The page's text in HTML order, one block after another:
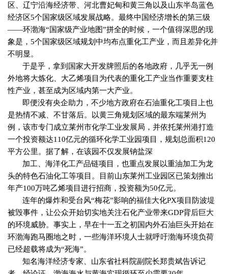
区、辽宁沿海经济带、河北曹妃甸和黄三角以及山东半岛蓝色
经济区5个国家级区域发展战略。最终中国经济增长的第三级
——环渤海“国家级产业地图”拼全的时候，一个值得深思的现
象是， 5个国家级区域规划中均布点重化工产业，而且差异化并
不明显。
于是乎，拿到国家大开发牌照后的各地政府，几乎无一例
外地将大炼化、大乙烯项目为代表的重化工产业当作重要支柱
性产业，甚至成为区域内第一大产业。
即便没有央企助力，不少地方政府在石油重化工项目上也
是热情不减、不甘落后。以黄三角规划区域的最东端莱州为
例，该市专门成立莱州市化学工业发展局，并依托莱州港打造
一个投资额达110亿元的循环化学工业园项目，规划总面积120
平方公里。据了解，在该园不仅发展钠盐深
加工、海洋化工产品链项目，也重点发展以重油加工为龙
头的特色石油化工等项目。目前山东莱州工业园区已策划推出
年产100万吨乙烯项目进行招商，投资额为50亿元。
连年的爆炸和受台风“梅花”影响的福佳大化PX项目防波堤
被毁事件，让公众开始切实地关注石化产业带来GDP背后巨大
的环境威胁。事实上，早在十一五之初国内外石油巨头开始在
环渤海跑马圈地之时，一些海洋环境人士就呼吁渤海环境负荷
已经超载将成为“死海”。
知名海洋经济专家、山东省社科院副院长郑贵斌告诉记